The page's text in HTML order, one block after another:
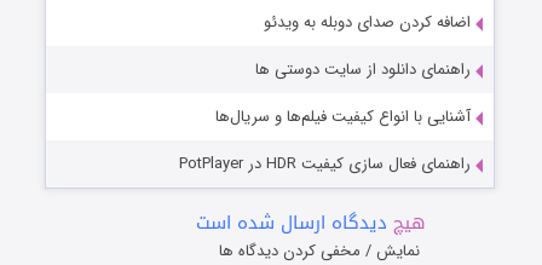
اضافه کردن صدای دوبله به ویدئو
راهنمای دانلود از سایت دوستی ها
آشنایی با انواع کیفیت فیلم‌ها و سریال‌ها
راهنمای فعال سازی کیفیت HDR در PotPlayer
هیچ دیدگاه ارسال شده است
نمایش / مخفی کردن دیدگاه ها